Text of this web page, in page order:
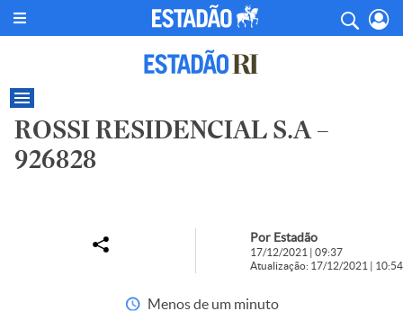
ROSSI RESIDENCIAL S.A –
926828
Por Estadão
17/12/2021 | 09:37
Atualização: 17/12/2021 | 10:54
Menos de um minuto